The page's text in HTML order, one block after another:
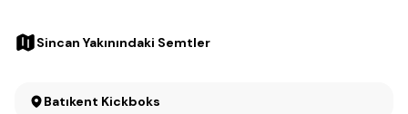
Sincan Yakınındaki Semtler
Batıkent Kickboks